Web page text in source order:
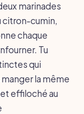
marinades
citron-cumin,
chaque
Tu
qui
la même
effiloché au